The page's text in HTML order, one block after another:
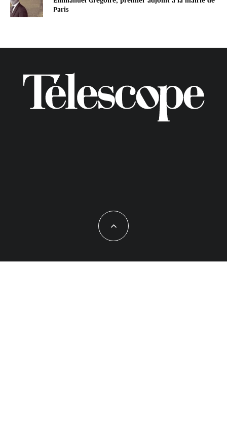
Paris